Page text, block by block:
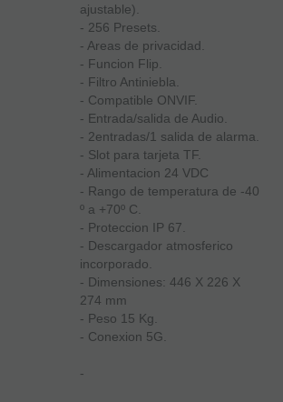
ajustable).
- 256 Presets.
- Areas de privacidad.
- Funcion Flip.
- Filtro Antiniebla.
- Compatible ONVIF.
- Entrada/salida de Audio.
- 2entradas/1 salida de alarma.
- Slot para tarjeta TF.
- Alimentacion 24 VDC
- Rango de temperatura de -40
º a +70º C.
- Proteccion IP 67.
- Descargador atmosferico
incorporado.
- Dimensiones: 446 X 226 X
274 mm
- Peso 15 Kg.
- Conexion 5G.
-